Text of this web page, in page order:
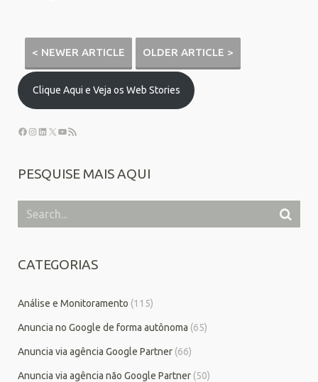
< NEWER ARTICLE OLDER ARTICLE >
Clique Aqui e Veja os Web Stories
PESQUISE MAIS AQUI
CATEGORIAS
Análise e Monitoramento (115)
Anuncia no Google de forma autônoma (65)
Anuncia via agência Google Partner (66)
Anuncia via agência não Google Partner (50)